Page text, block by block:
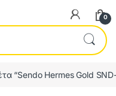
0
“Sendo Hermes Gold